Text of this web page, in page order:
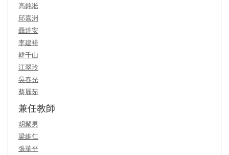
高銘淞
邱嘉洲
聶達安
李建裕
韓千山
江翠玲
吳春光
蔡麗茹
兼任教師
胡聚男
梁維仁
張華平